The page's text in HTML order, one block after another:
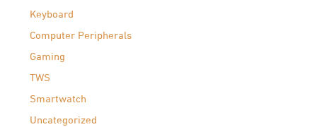
Keyboard
Computer Peripherals
Gaming
TWS
Smartwatch
Uncategorized